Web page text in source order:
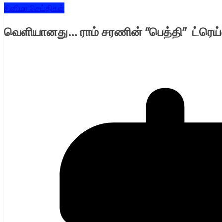
சினிமா செய்திகள்
வெளியானது… ராம் சரணின் “பெத்தி”